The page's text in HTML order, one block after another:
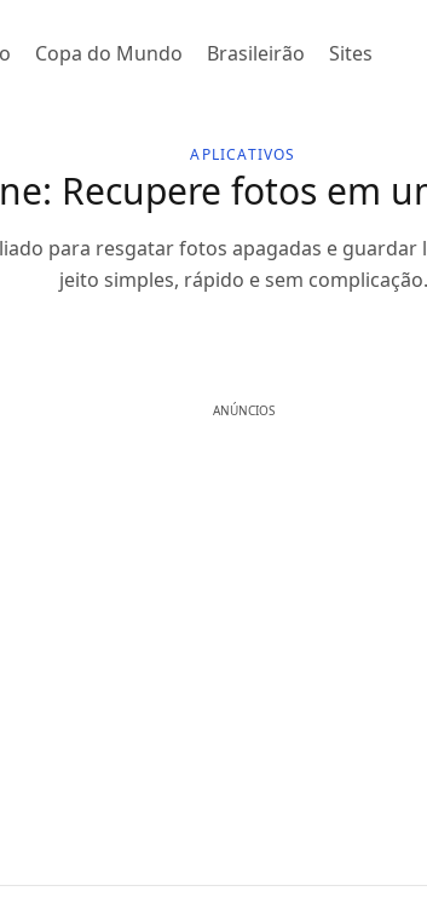
Copa do Mundo Brasileirão Sites
APLICATIVOS
Recupere fotos em
para resgatar fotos apagadas e
jeito simples, rápido e sem complicação.
ANÚNCIOS